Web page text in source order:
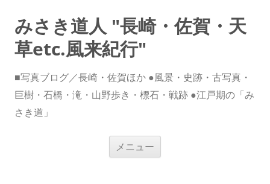
みさき道人 "長崎・佐賀・天
草etc.風来紀行"
■写真ブログ／長崎・佐賀ほか ●風景・史跡・古写真・
巨樹・石橋・滝・山野歩き・標石・戦跡 ●江戸期の「み
さき道」
メニュー